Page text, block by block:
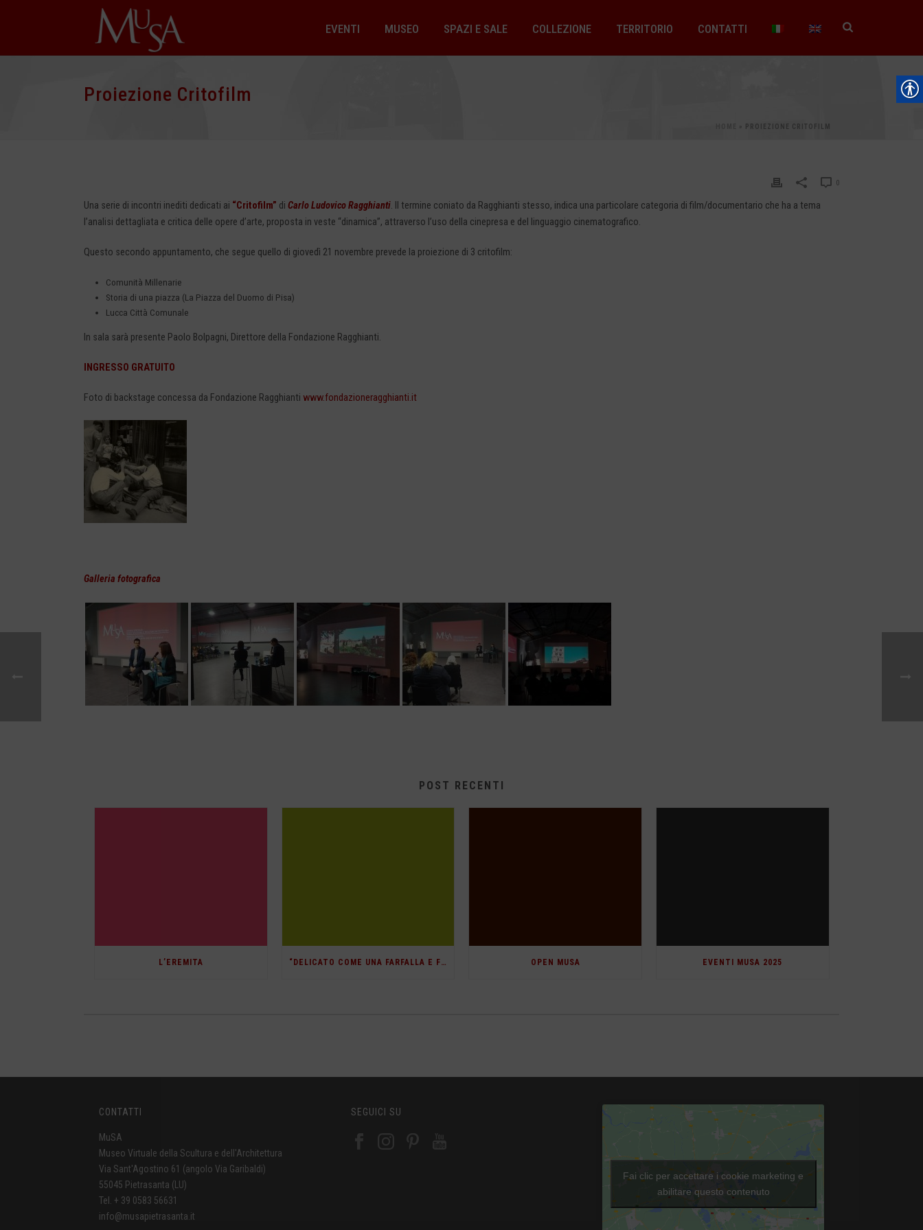
EVENTI MUSEO SPAZI E SALE COLLEZIONE TERRITORIO CONTATTI
Proiezione Critofilm
» PROIEZIONE CRITOFILM
0
Una serie di incontri inediti dedicati ai “Critofilm” di Carlo Ludovico Ragghianti. Il termine coniato da Ragghianti stesso, indica una particolare categoria di film/documentario che ha a tema
l’analisi dettagliata e critica delle opere d’arte, proposta in veste “dinamica”, attraverso l’uso della cinepresa e del linguaggio cinematografico.
Questo secondo appuntamento, che segue quello di giovedì 21 novembre prevede la proiezione di 3 critofilm:
Comunità Millenarie
Storia di una piazza (La Piazza del Duomo di Pisa)
Lucca Città Comunale
In sala sarà presente Paolo Bolpagni, Direttore della Fondazione Ragghianti.
INGRESSO GRATUITO
Foto di backstage concessa da Fondazione Ragghianti www.fondazioneragghianti.it
Galleria fotografica
POST RECENTI
L’EREMITA “DELICATO COME UNA FARFALLA E FIERO COME UN’AQUILA” OPEN MUSA EVENTI MUSA 2025
CONTATTI
MuSA
Museo Virtuale della Scultura e dell'Architettura
Via Sant'Agostino 61 (angolo Via Garibaldi)
55045 Pietrasanta (LU)
Tel. + 39 0583 56631
info@musapietrasanta.it
SEGUICI SU
Fai clic per accettare i cookie marketing e
abilitare questo contenuto